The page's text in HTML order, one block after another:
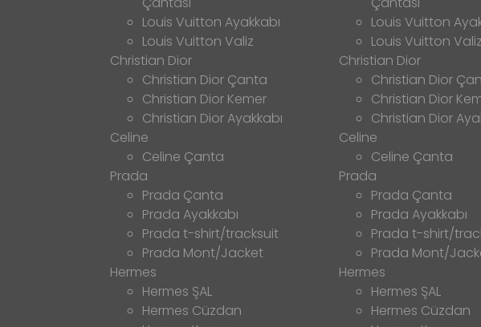
Louis Vuitton Ayakkabı
Louis Vuitton Valiz
Christian Dior
Christian Dior Çanta
Christian Dior Kemer
Christian Dior Ayakkabı
Celine
Celine Çanta
Prada
Prada Çanta
Prada Ayakkabı
Prada t-shirt/tracksuit
Prada Mont/Jacket
Hermes
Hermes ŞAL
Hermes Cüzdan
Louis Vuitton
Louis Vuitton Valiz
Christian Dior
Christian Dior
Christian Dior
Christian Dior
Celine
Celine Çanta
Prada
Prada Çanta
Prada Ayakkabı
Prada t-shirt/
Prada Mont/
Hermes
Hermes ŞAL
Hermes Cüzdan